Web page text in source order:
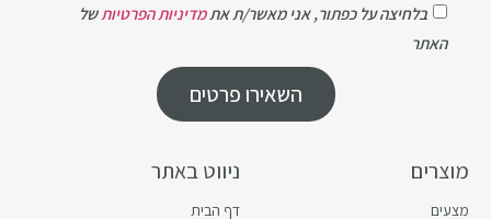
ניווט באתר
דף הבית
מוצרים
מצעים
בלחיצה על כפתור, אני מאשר/ת אתמדיניות הפרטיותשל
האתר
השאירו פרטים